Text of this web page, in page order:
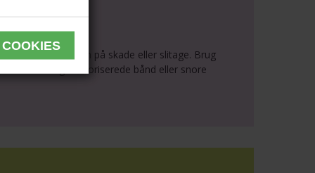
ud ved første tegn på skade eller slitage. Brug
Sæt aldrig uautoriserede bånd eller snore